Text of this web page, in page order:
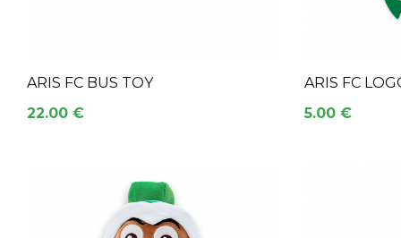
ARIS FC BUS TOY
22.00 €
ARIS FC
5.00 €